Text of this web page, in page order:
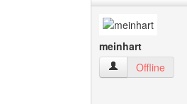
meinhart
meinhartOffline